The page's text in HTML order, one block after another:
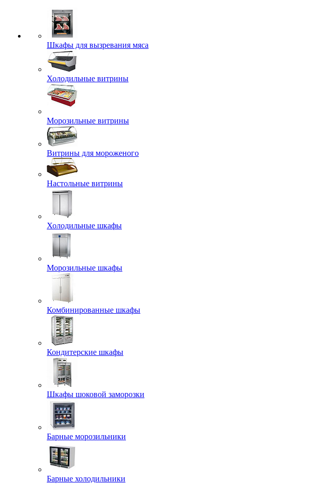
Шкафы для вызревания мяса
Холодильные витрины
Морозильные витрины
Витрины для мороженого
Настольные витрины
Холодильные шкафы
Морозильные шкафы
Комбинированные шкафы
Кондитерские шкафы
Шкафы шоковой заморозки
Барные морозильники
Барные холодильники